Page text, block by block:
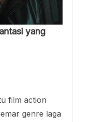
yang
film action
genre laga